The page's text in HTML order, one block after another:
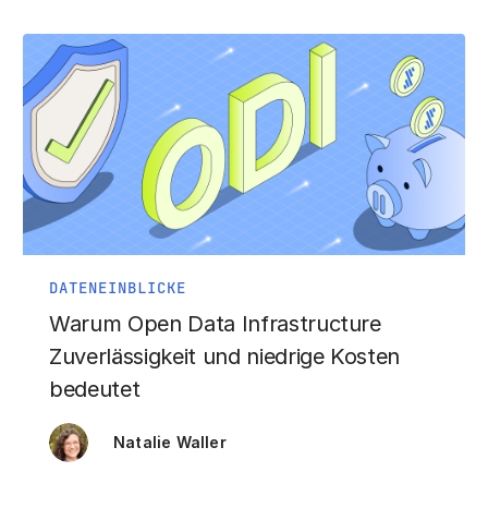
DATENEINBLICKE
Warum Open Data Infrastructure
Zuverlässigkeit und niedrige Kosten
bedeutet
Natalie Waller